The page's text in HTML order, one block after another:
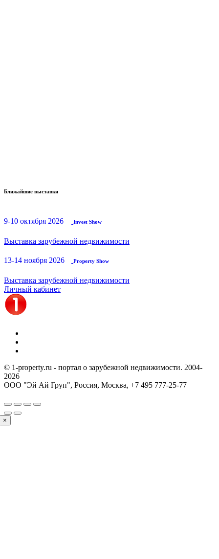
Ближайшие выставки
9-10 октября 2026 Invest Show
Выставка зарубежной недвижимости
13-14 ноября 2026 Property Show
Выставка зарубежной недвижимости
Личный кабинет
© 1-property.ru - портал о зарубежной недвижимости. 2004-
2026
ООО "Эй Ай Груп", Россия, Москва, +7 495 777-25-77
×